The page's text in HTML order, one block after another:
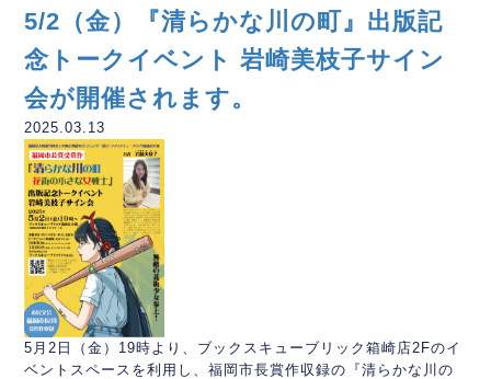
5/2（金）『清らかな川の町』出版記
念トークイベント 岩崎美枝子サイン
会が開催されます。
2025.03.13
5月2日（金）19時より、ブックスキューブリック箱崎店2Fのイ
ベントスペースを利用し、福岡市長賞作収録の『清らかな川の